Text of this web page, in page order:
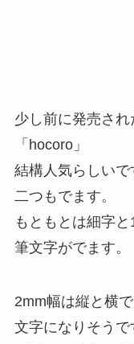
少し前に発売さ
「hocoro」
結構人気らしい
二つもでます。
もともとは細字
筆文字がでます。
2mm幅は縦と横
文字になりそう